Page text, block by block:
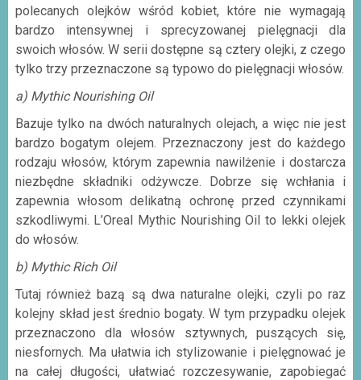
polecanych olejków wśród kobiet, które nie wymagają
bardzo intensywnej i sprecyzowanej pielęgnacji dla
swoich włosów. W serii dostępne są cztery olejki, z czego
tylko trzy przeznaczone są typowo do pielęgnacji włosów.
a) Mythic Nourishing Oil
Bazuje tylko na dwóch naturalnych olejach, a więc nie jest
bardzo bogatym olejem. Przeznaczony jest do każdego
rodzaju włosów, którym zapewnia nawilżenie i dostarcza
niezbędne składniki odżywcze. Dobrze się wchłania i
zapewnia włosom delikatną ochronę przed czynnikami
szkodliwymi. L’Oreal Mythic Nourishing Oil to lekki olejek
do włosów.
b) Mythic Rich Oil
Tutaj również bazą są dwa naturalne olejki, czyli po raz
kolejny skład jest średnio bogaty. W tym przypadku olejek
przeznaczono dla włosów sztywnych, puszących się,
niesfornych. Ma ułatwia ich stylizowanie i pielęgnować je
na całej długości, ułatwiać rozczesywanie, zapobiegać